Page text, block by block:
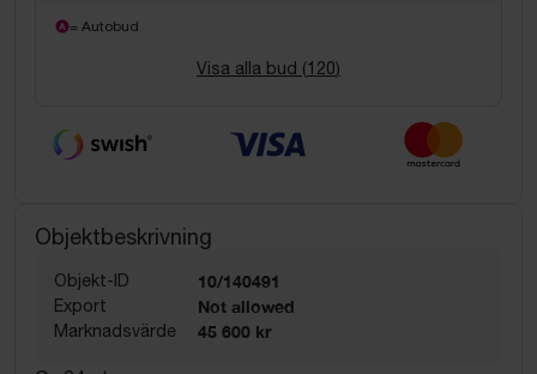
= Autobud
Visa alla bud (120)
Objektbeskrivning
Objekt-ID 10/140491
Export Not allowed
Marknadsvärde 45 600 kr